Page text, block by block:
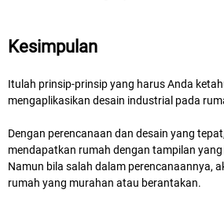
Kesimpulan
Itulah prinsip-prinsip yang harus Anda
mengaplikasikan desain industrial pada
Dengan perencanaan dan desain yang
mendapatkan rumah dengan tampilan
Namun bila salah dalam perencanaannya,
rumah yang murahan atau berantakan.